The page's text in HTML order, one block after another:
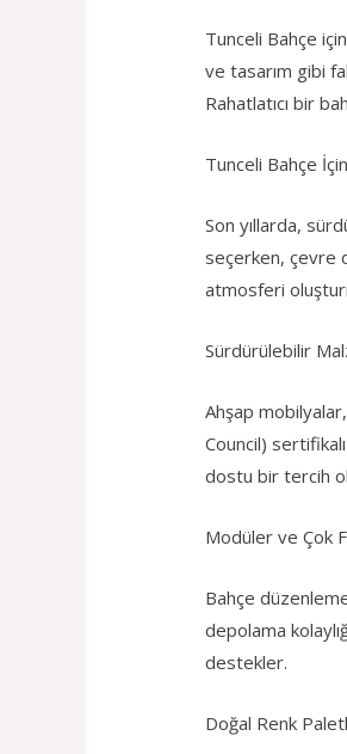
Tunceli Bahçe
ve tasarım gibi
Rahatlatıcı bir
Tunceli Bahçe
Son yıllarda,
seçerken, çevre
atmosferi
Sürdürülebilir
Ahşap
Council)
dostu bir tercih
Modüler ve Çok
Bahçe
depolama
destekler.
Doğal Renk